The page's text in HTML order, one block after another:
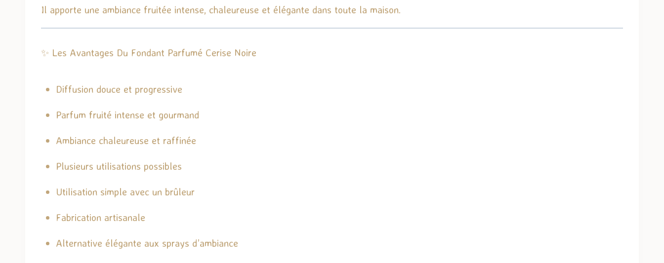
Il apporte une ambiance fruitée intense, chaleureuse et élégante dans toute la maison.
✨ Les Avantages Du Fondant Parfumé Cerise Noire
Diffusion douce et progressive
Parfum fruité intense et gourmand
Ambiance chaleureuse et raffinée
Plusieurs utilisations possibles
Utilisation simple avec un brûleur
Fabrication artisanale
Alternative élégante aux sprays d’ambiance